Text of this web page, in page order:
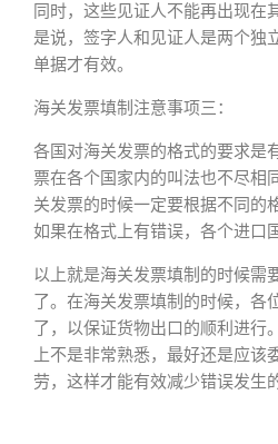
同时，这些见证人不能再出现在
是说，签字人和见证人是两个独
单据才有效。
海关发票填制注意事项三：
各国对海关发票的格式的要求是
票在各个国家内的叫法也不尽相
关发票的时候一定要根据不同的
如果在格式上有错误，各个进口
以上就是海关发票填制的时候需
了。在海关发票填制的时候，各
了，以保证货物出口的顺利进行
上不是非常熟悉，最好还是应该
劳，这样才能有效减少错误发生